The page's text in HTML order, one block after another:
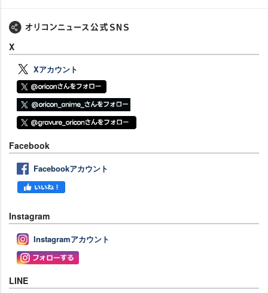
X
Xアカウント
Facebook
Facebookアカウント
Instagram
Instagramアカウント
LINE